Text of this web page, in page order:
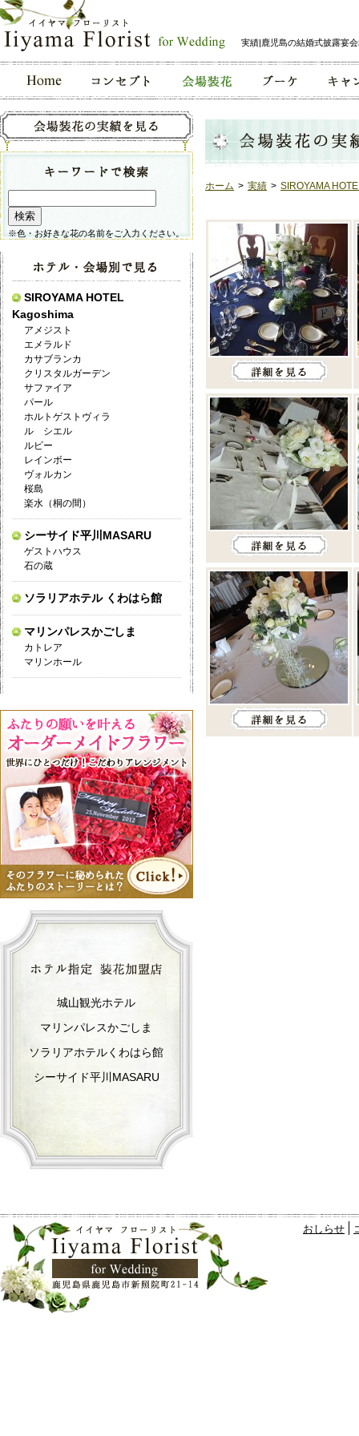
実績|鹿児島の結婚式披露宴
ホーム > 実績 > SIROYAMA
※色・お好きな花の名前をご入力ください。
SIROYAMA HOTEL
Kagoshima
アメジスト
エメラルド
カサブランカ
クリスタルガーデン
サファイア
パール
ホルトゲストヴィラ
ル シエル
ルビー
レインボー
ヴォルカン
桜島
楽水（桐の間）
シーサイド平川MASARU
ゲストハウス
石の蔵
ソラリアホテル くわはら館
マリンパレスかごしま
カトレア
マリンホール
城山観光ホテル
マリンパレスかごしま
ソラリアホテルくわはら館
シーサイド平川MASARU
おしらせ